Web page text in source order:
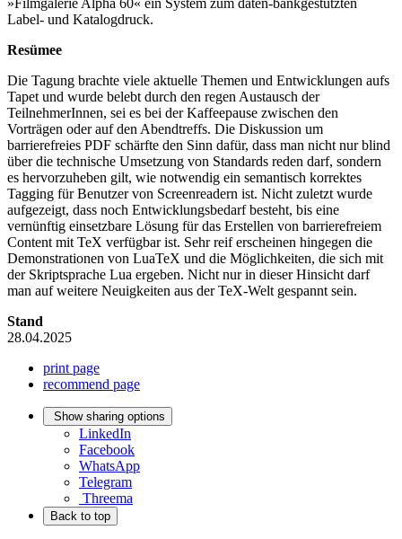
»Filmgalerie Alpha 60« ein System zum daten-bankgestützten
Label- und Katalogdruck.
Resümee
Die Tagung brachte viele aktuelle Themen und Entwicklungen aufs
Tapet und wurde belebt durch den regen Austausch der
TeilnehmerInnen, sei es bei der Kaffeepause zwischen den
Vorträgen oder auf den Abendtreffs. Die Diskussion um
barrierefreies PDF schärfte den Sinn dafür, dass man nicht nur blind
über die technische Umsetzung von Standards reden darf, sondern
es hervorzuheben gilt, wie notwendig ein semantisch korrektes
Tagging für Benutzer von Screenreadern ist. Nicht zuletzt wurde
aufgezeigt, dass noch Entwicklungsbedarf besteht, bis eine
vernünftig einsetzbare Lösung für das Erstellen von barrierefreiem
Content mit TeX verfügbar ist. Sehr reif erscheinen hingegen die
Demonstrationen von LuaTeX und die Möglichkeiten, die sich mit
der Skriptsprache Lua ergeben. Nicht nur in dieser Hinsicht darf
man auf weitere Neuigkeiten aus der TeX-Welt gespannt sein.
Stand
28.04.2025
print page
recommend page
Show sharing options
LinkedIn
Facebook
WhatsApp
Telegram
Threema
Back to top